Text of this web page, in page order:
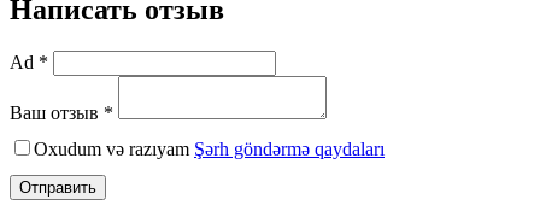
Написать отзыв
Ad *
Ваш отзыв *
Oxudum və razıyam Şərh göndərmə qaydaları
Отправить